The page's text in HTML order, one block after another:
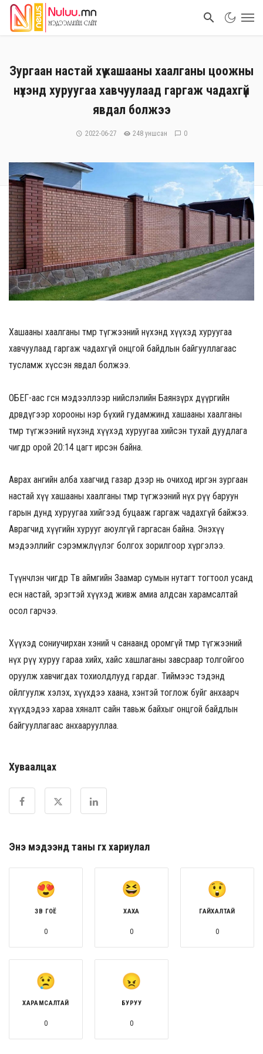
Зургаан настай хүү хашааны хаалганы цоожны
нүхэнд хуруугаа хавчуулаад гаргаж чадахгүй
явдал болжээ
2022-06-27 248 уншсан 0
Хашааны хаалганы төмөр түгжээний нүхэнд хүүхэд хуруугаа
хавчуулаад гаргаж чадахгүй онцгой байдлын байгууллагаас
тусламж хүссэн явдал болжээ.
ОБЕГ-аас өгсөн мэдээллээр нийслэлийн Баянзүрх дүүргийн
дөрөвдүгээр хорооны нэр бүхий гудамжинд хашааны хаалганы
төмөр түгжээний нүхэнд хүүхэд хуруугаа хийсэн тухай дуудлага
өчигдөр орой 20:14 цагт ирсэн байна.
Аврах ангийн алба хаагчид газар дээр нь очиход иргэн зургаан
настай хүү хашааны хаалганы төмөр түгжээний нүх рүү баруун
гарын дунд хуруугаа хийгээд буцааж гаргаж чадахгүй байжээ.
Аврагчид хүүгийн хурууг аюулгүй гаргасан байна. Энэхүү
мэдээллийг сэрэмжлүүлэг болгох зорилгоор хүргэлээ.
Түүнчлэн өчигдөр Төв аймгийн Заамар сумын нутагт тогтоол усанд
есөн настай, эрэгтэй хүүхэд живж амиа алдсан харамсалтай
осол гарчээ.
Хүүхэд сониучирхан хэний ч санаанд оромгүй төмөр түгжээний
нүх рүү хуруу гараа хийх, хайс хашлаганы завсраар толгойгоо
оруулж хавчигдах тохиолдлууд гардаг. Тиймээс тэдэнд
ойлгуулж хэлэх, хүүхдээ хаана, хэнтэй тоглож буйг анхаарч
хүүхдэдээ хараа хяналт сайн тавьж байхыг онцгой байдлын
байгууллагаас анхаарууллаа.
Хуваалцах
Энэ мэдээнд таны өгөх хариулал
ЗӨВ ГОЁ
0
ХАХА
0
ГАЙХАЛТАЙ
0
ХАРАМСАЛТАЙ
0
БУРУУ
0